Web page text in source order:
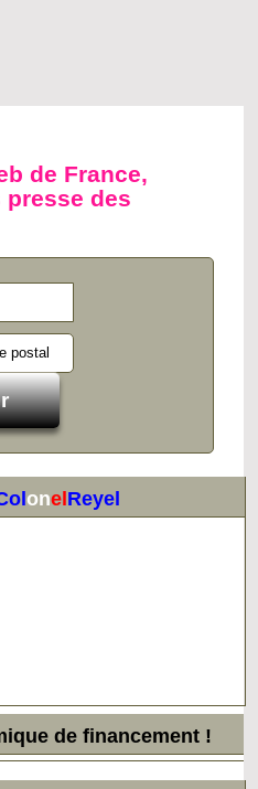
de France,
des
onelReyel
de financement !